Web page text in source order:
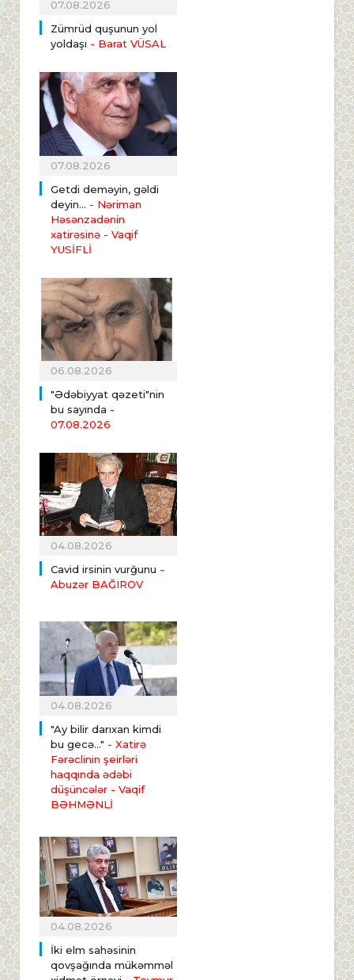
07.08.2026
Zümrüd quşunun yol
yoldaşı - Barat VÜSAL
07.08.2026
Getdi deməyin, gəldi
deyin... - Nəriman
Həsənzadənin
xatirəsinə - Vaqif
YUSİFLİ
06.08.2026
"Ədəbiyyat qəzeti"nin
bu sayında -
07.08.2026
04.08.2026
Cavid irsinin vurğunu -
Abuzər BAĞIROV
04.08.2026
"Ay bilir darıxan kimdi
bu gecə..." - Xatirə
Fərəclinin şeirləri
haqqında ədəbi
düşüncələr - Vaqif
BƏHMƏNLİ
04.08.2026
İki elm sahəsinin
qovşağında mükəmməl